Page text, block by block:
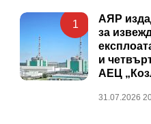
1
АЯР
за
и
АЕЦ
31.07.2026